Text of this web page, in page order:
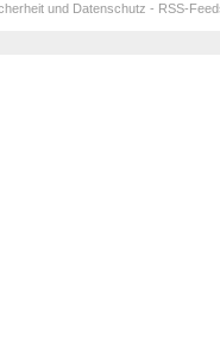
und Datenschutz - RSS-